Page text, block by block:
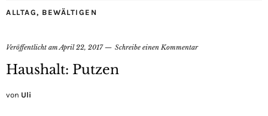
ALLTAG, BEWÄLTIGEN
Veröffentlicht amApril 22, 2017 Schreibe einen Kommentar
Haushalt: Putzen
von Uli